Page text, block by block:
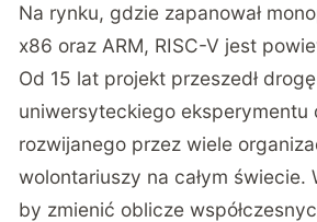
Na rynku, gdzie zapanował
x86 oraz ARM, RISC-V jest
Od 15 lat projekt przeszedł
uniwersyteckiego eksperymentu
rozwijanego przez wiele
wolontariuszy na całym świecie.
by zmienić oblicze